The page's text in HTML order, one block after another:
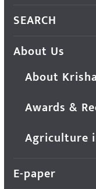
SEARCH
About Us
About
Awards &
Agriculture
E-paper